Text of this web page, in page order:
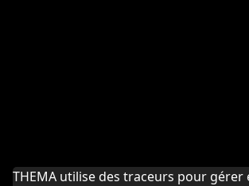
THEMA utilise des traceurs pour gérer